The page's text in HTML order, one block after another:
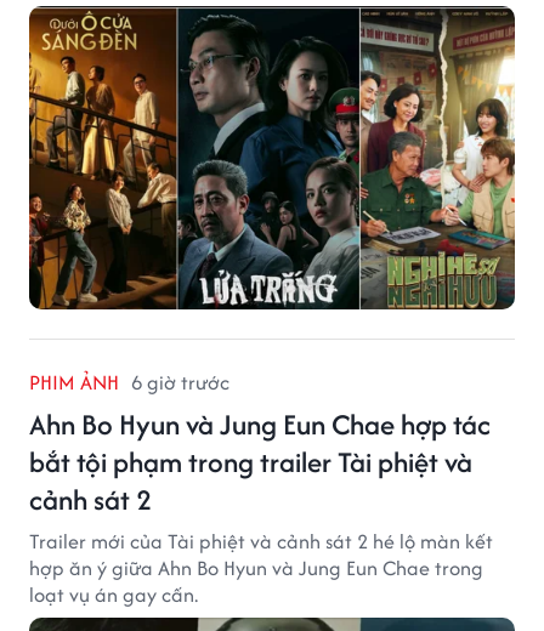
PHIM ẢNH 6 giờ trước
Ahn Bo Hyun và Jung Eun Chae hợp tác
bắt tội phạm trong trailer Tài phiệt và
cảnh sát 2
Trailer mới của Tài phiệt và cảnh sát 2 hé lộ màn kết
hợp ăn ý giữa Ahn Bo Hyun và Jung Eun Chae trong
loạt vụ án gay cấn.